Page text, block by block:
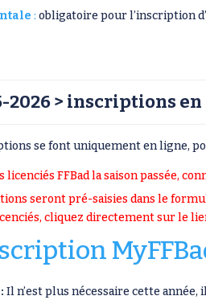
: obligatoire pour l’inscription
2026 > inscriptions
se font uniquement en ligne,
FFBad la saison passée,
seront pré-saisies dans le
cliquez directement sur le
Il n’est plus nécessaire cette